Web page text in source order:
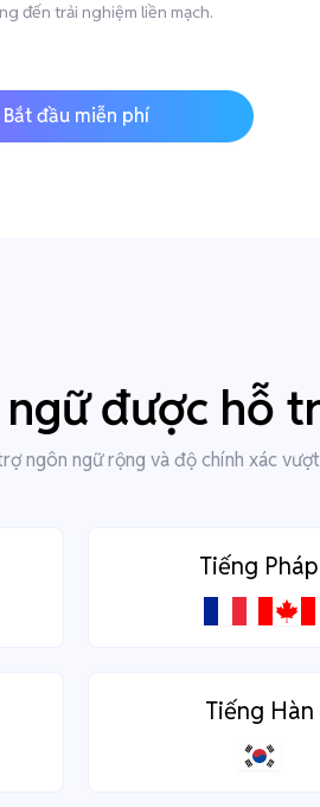
đến trải nghiệm liền mạch.
Bắt đầu miễn phí
ngữ được hỗ
ngôn ngữ rộng và độ chính xác
Tiếng Pháp
Tiếng Hàn